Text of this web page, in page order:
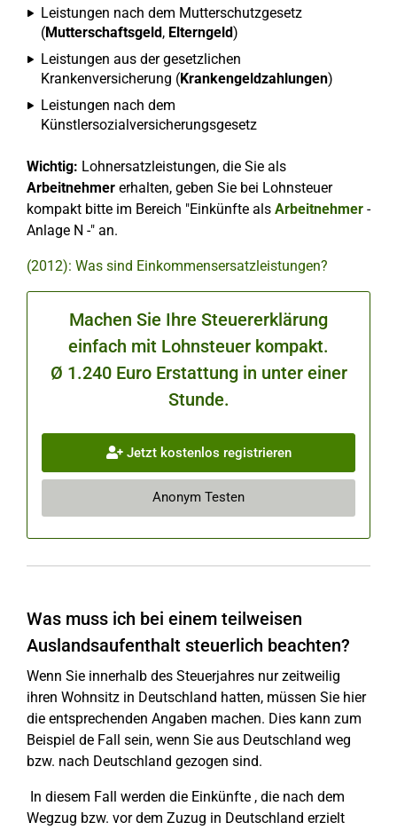
Leistungen nach dem Mutterschutzgesetz
(Mutterschaftsgeld, Elterngeld)
Leistungen aus der gesetzlichen
Krankenversicherung (Krankengeldzahlungen)
Leistungen nach dem
Künstlersozialversicherungsgesetz
Wichtig: Lohnersatzleistungen, die Sie als
Arbeitnehmer erhalten, geben Sie bei Lohnsteuer
kompakt bitte im Bereich "Einkünfte als Arbeitnehmer -
Anlage N -" an.
(2012): Was sind Einkommensersatzleistungen?
Machen Sie Ihre Steuererklärung
einfach mit Lohnsteuer kompakt.
Ø 1.240 Euro Erstattung in unter einer
Stunde.
Jetzt kostenlos registrieren
Anonym Testen
Was muss ich bei einem teilweisen
Auslandsaufenthalt steuerlich beachten?
Wenn Sie innerhalb des Steuerjahres nur zeitweilig
ihren Wohnsitz in Deutschland hatten, müssen Sie hier
die entsprechenden Angaben machen. Dies kann zum
Beispiel de Fall sein, wenn Sie aus Deutschland weg
bzw. nach Deutschland gezogen sind.
In diesem Fall werden die Einkünfte , die nach dem
Wegzug bzw. vor dem Zuzug in Deutschland erzielt